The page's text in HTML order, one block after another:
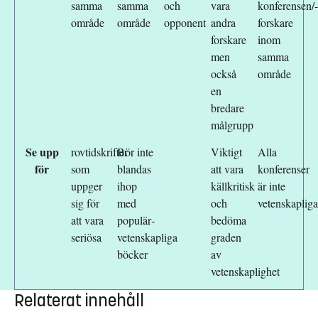
för grå litteratur. Det kan till exempel handla om opublicerade
manuskript, patent, standarder, policydokument, riktlinjer med mera.
Även denna typ av litteratur kan i vissa fall ha forskningsmässig
samma
område
samma
område
och
opponent
vara
andra
forskare
men
också
en
bredare
målgrupp
konferensen/­
forskare
inom
samma
område
Se upp
för
rovtidskrifter
som
uppger
sig för
att vara
seriösa
Bör inte
blandas
ihop
med
populär­
vetenskapliga
böcker
Viktigt
att vara
källkritisk
och
bedöma
graden
av
vetenskaplighet
Alla
konferenser
är inte
vetenskapliga
Relaterat innehåll